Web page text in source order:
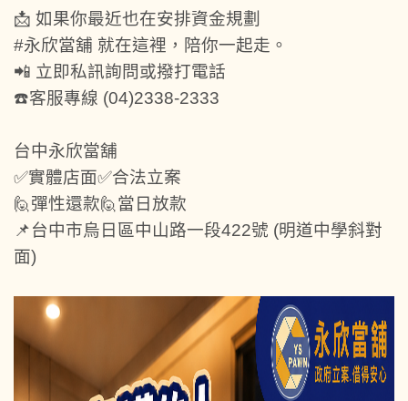
📩 如果你最近也在安排資金規劃
#永欣當舖 就在這裡，陪你一起走。
📲 立即私訊詢問或撥打電話
☎️客服專線 (04)2338-2333
台中永欣當舖
✅實體店面✅合法立案
🙋‍彈性還款🙋‍當日放款
📌台中市烏日區中山路一段422號 (明道中學斜對
面)